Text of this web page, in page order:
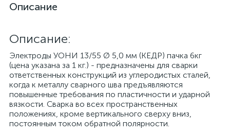
Описание
Описание:
Электроды УОНИ 13/55 Ø 5,0 мм (КЕДР) пачка 6кг
(цена указана за 1 кг.) - предназначены для сварки
ответственных конструкций из углеродистых сталей,
когда к металлу сварного шва предъявляются
повышенные требования по пластичности и ударной
вязкости. Сварка во всех пространственных
положениях, кроме вертикального сверху вниз,
постоянным током обратной полярности.